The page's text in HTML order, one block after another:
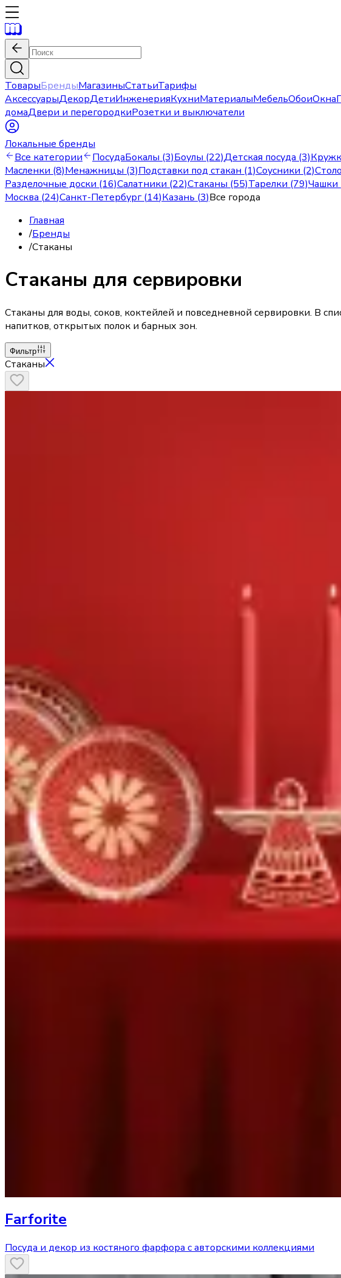
ТоварыБрендыМагазиныСтатьиТарифы
АксессуарыДекорДетиИнженерияКухниМатериалыМебельОбоиОкна
домаДвери и перегородкиРозетки и выключатели
Локальные бренды
Все категории
ПосудаБокалы (3)Боулы (22)Детская посуда (3)
Масленки (8)Менажницы (3)Подставки под стакан (1)Соусники (2)
Разделочные доски (16)Салатники (22)Стаканы (55)Тарелки (79)Чашки
Москва (24)Санкт-Петербург(14)Казань (3)Все города
Главная
/Бренды
/Стаканы
Стаканы для сервировки
Стаканы для воды, соков, коктейлей и повседневной сервировки. В
напитков, открытых полок и барных зон.
Фильтр
Стаканы
Farforite
Посуда и декор из костяного фарфора с авторскими коллекциями